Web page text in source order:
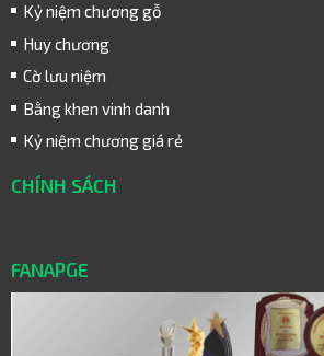
Kỷ niệm chương gỗ
Huy chương
Cờ lưu niệm
Bằng khen vinh danh
Kỷ niệm chương giá rẻ
CHÍNH SÁCH
FANAPGE